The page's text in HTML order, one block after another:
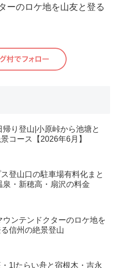
ーのロケ地を山友と登る
帰り登山|小原峠から池塘と
コース【2026年6月】
登山口の駐車場有料化まと
泉・新穂高・扇沢の料金
ウンテンドクターのロケ地を
信州の絶景登山
1|たらい舟と宿根木・吉永